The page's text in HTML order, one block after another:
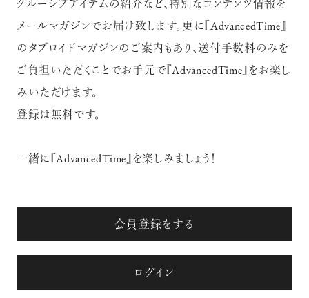
の巨匠のアイデアから生まれた時計
が17億円で落札！！
禁断の不倫が夫婦の純愛をあぶり
か？
吹越 満
クルーシブアイテムの紹介など、特別なコンテンツ情報を
メールマガジンでお届け致します。更に『AdvancedTime』
のタブロイドマガジンのご案内もあり、送付手数料のみを
ご負担いただくことでお手元で『AdvancedTime』をお楽し
みいただけます。
登録は無料です。
一緒に『AdvancedTime』を楽しみましょう！
会員登録をする
ログイン